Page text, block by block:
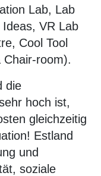
Lab, Lab
Ideas, VR Lab
Cool Tool
Chair-room).
die
hoch ist,
gleichzeitig
Estland
und
soziale